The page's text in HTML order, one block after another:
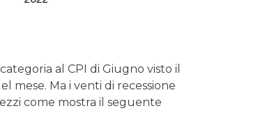
al CPI di Giugno visto il
mese. Ma i venti di recessione
come mostra il seguente